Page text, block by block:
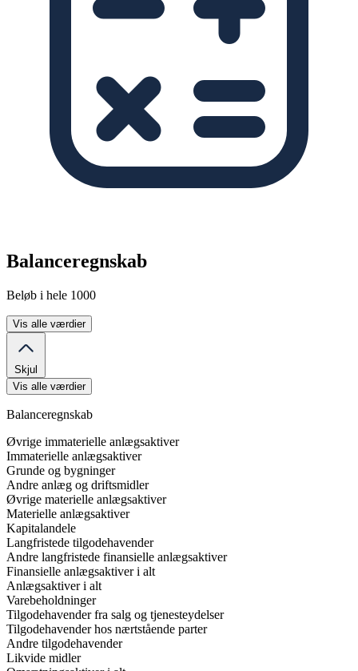
Balanceregnskab
Beløb i hele 1000
Vis alle værdier
Skjul
Vis alle værdier
Balanceregnskab
Øvrige immaterielle anlægsaktiver
Immaterielle anlægsaktiver
Grunde og bygninger
Andre anlæg og driftsmidler
Øvrige materielle anlægsaktiver
Materielle anlægsaktiver
Kapitalandele
Langfristede tilgodehavender
Andre langfristede finansielle anlægsaktiver
Finansielle anlægsaktiver i alt
Anlægsaktiver i alt
Varebeholdninger
Tilgodehavender fra salg og tjenesteydelser
Tilgodehavender hos nærtstående parter
Andre tilgodehavender
Likvide midler